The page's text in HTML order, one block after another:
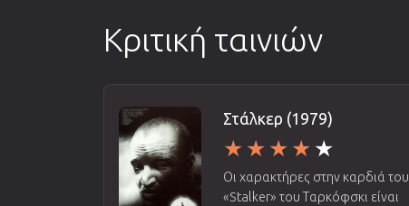
Κριτική ταινιών
Στάλκερ (1979)
Οι χαρακτήρες στην καρδιά του
«Stalker» του Ταρκόφσκι είναι